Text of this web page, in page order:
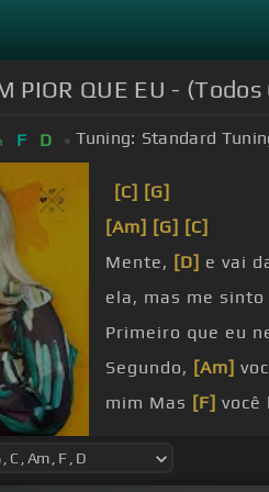
QUE EU - (Todos
F D Tuning: Standard
[C] [G]
[Am] [G] [C]
Mente, [D] e vai
ela, mas me sinto
Primeiro que eu
Segundo, [Am]
mim Mas [F] você